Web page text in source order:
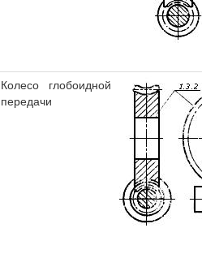
Колесо глобоидной
передачи